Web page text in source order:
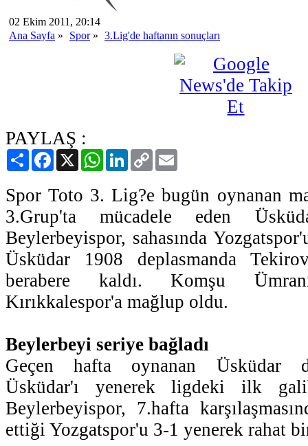
02 Ekim 2011, 20:14
Ana Sayfa » Spor» 3.Lig'de haftanın sonuçları
PAYLAŞ :
PaylaşFacebook
X WhatsAppLinkedIn
Copy
Link
Spor Toto 3. Lig?e bugün oynanan
3.Grup'ta mücadele eden
Beylerbeyispor, sahasında
Üsküdar 1908 deplasmanda
berabere kaldı. Komşu
Kırıkkalespor'a mağlup oldu.
Beylerbeyi seriye bağladı
Geçen hafta oynanan Üsküdar
Üsküdar'ı yenerek ligdeki ilk
Beylerbeyispor, 7.hafta
ettiği Yozgatspor'u 3-1 yenerek rahat